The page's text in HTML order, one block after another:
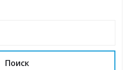
Поиск